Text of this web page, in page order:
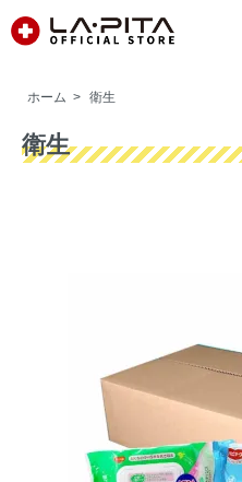
ホーム > 衛生
衛生